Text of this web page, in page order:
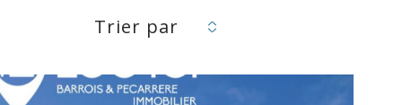
Trier par